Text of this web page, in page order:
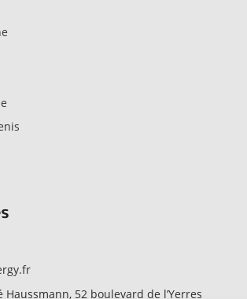
52 boulevard de l’Yerres